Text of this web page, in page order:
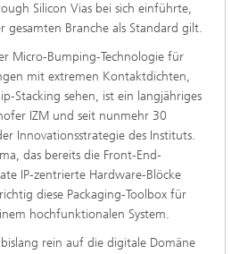
Silicon Vias bei sich einführte,
gesamten Branche als Standard gilt.
Micro-Bumping-Technologie für
mit extremen Kontaktdichten,
Stacking sehen, ist ein langjähriges
IZM und seit nunmehr 30
Innovationsstrategie des Instituts.
das bereits die Front-End-
IP-zentrierte Hardware-Blöcke
diese Packaging-Toolbox für
hochfunktionalen System.
rein auf die digitale Domäne